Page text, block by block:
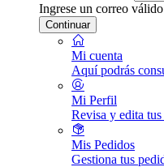
Ingrese un correo válido
Continuar
Mi cuenta
Aquí podrás
Mi Perfil
Revisa y edita tus
Mis Pedidos
Gestiona tus